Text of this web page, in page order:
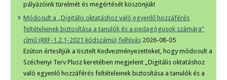
pályázóink türelmét és megértését köszönjük!
Módosult a „Digitális oktatáshoz való egyenlő hozzáférés
feltételeinek biztosítása a tanulók és a pedagógusok számára”
című (RRF-1.2.1-2021 kódszámú) felhívás 2026-08-05
Ezúton értesítjük a tisztelt Kedvezményezetteket, hogy módosult a
Széchenyi Terv Plusz keretében megjelent „Digitális oktatáshoz
való egyenlő hozzáférés feltételeinek biztosítása a tanulók és a